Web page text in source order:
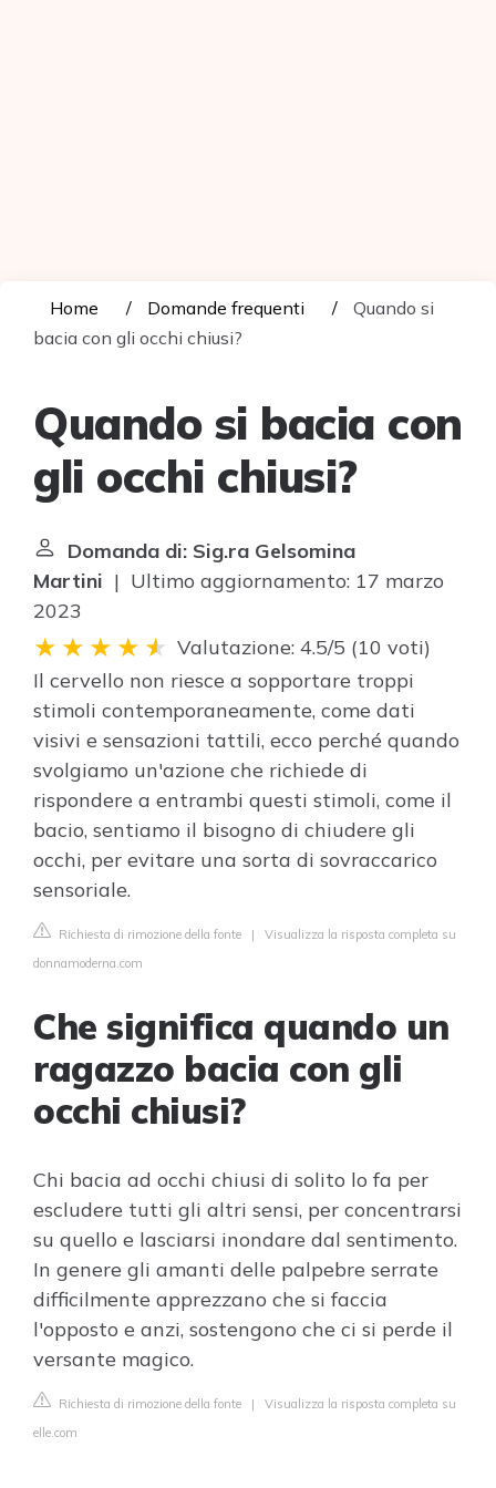
Home Domande frequenti
Quando si
bacia con gli occhi chiusi?
Quando si bacia con
gli occhi chiusi?
Domanda di: Sig.ra Gelsomina
Martini | Ultimo aggiornamento: 17 marzo
2023
Valutazione: 4.5/5 (10 voti)
Il cervello non riesce a sopportare troppi
stimoli contemporaneamente, come dati
visivi e sensazioni tattili, ecco perché quando
svolgiamo un'azione che richiede di
rispondere a entrambi questi stimoli, come il
bacio, sentiamo il bisogno di chiudere gli
occhi, per evitare una sorta di sovraccarico
sensoriale.
Richiesta di rimozione della fonte | Visualizza la risposta completa su
donnamoderna.com
Che significa quando un
ragazzo bacia con gli
occhi chiusi?
Chi bacia ad occhi chiusi di solito lo fa per
escludere tutti gli altri sensi, per concentrarsi
su quello e lasciarsi inondare dal sentimento.
In genere gli amanti delle palpebre serrate
difficilmente apprezzano che si faccia
l'opposto e anzi, sostengono che ci si perde il
versante magico.
Richiesta di rimozione della fonte | Visualizza la risposta completa su
elle.com